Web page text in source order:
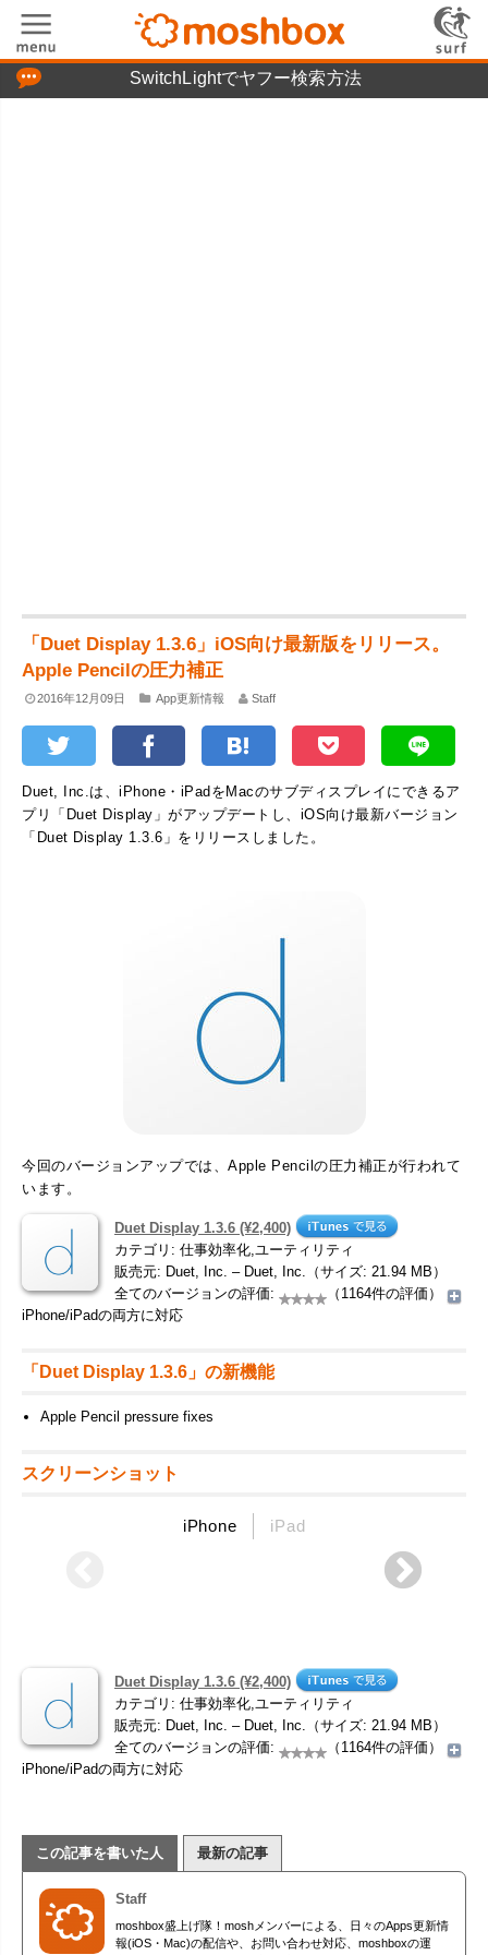
SwitchLightでヤフー検索方法
「Duet Display 1.3.6」iOS向け最新版をリリース。
Apple Pencilの圧力補正
2016年12月09日 App更新情報 Staff
Duet, Inc.は、iPhone・iPadをMacのサブディスプレイにできるア
プリ「Duet Display」がアップデートし、iOS向け最新バージョン
「Duet Display 1.3.6」をリリースしました。
今回のバージョンアップでは、Apple Pencilの圧力補正が行われて
います。
Duet Display 1.3.6 (¥2,400)
カテゴリ: 仕事効率化,ユーティリティ
販売元: Duet, Inc. – Duet, Inc.（サイズ: 21.94 MB）
全てのバージョンの評価:
（1164件の評価）
iPhone/iPadの両方に対応
「Duet Display 1.3.6」の新機能
Apple Pencil pressure fixes
スクリーンショット
iPhone iPad
Duet Display 1.3.6 (¥2,400)
カテゴリ: 仕事効率化,ユーティリティ
販売元: Duet, Inc. – Duet, Inc.（サイズ: 21.94 MB）
全てのバージョンの評価:
（1164件の評価）
iPhone/iPadの両方に対応
この記事を書いた人 最新の記事
Staff
moshbox盛上げ隊！moshメンバーによる、日々のApps更新情
報(iOS・Mac)の配信や、お問い合わせ対応、moshboxの運
「つぶやき」の使い方